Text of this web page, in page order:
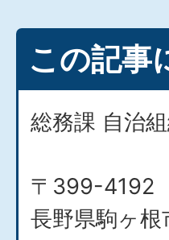
この記事
総務課 自治
〒399-4192
長野県駒ヶ